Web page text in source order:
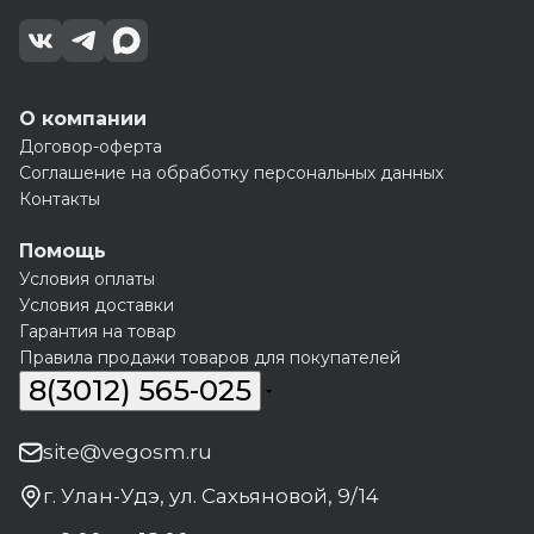
О компании
Договор-оферта
Соглашение на обработку персональных данных
Контакты
Помощь
Условия оплаты
Условия доставки
Гарантия на товар
Правила продажи товаров для покупателей
8(3012) 565-025
site@vegosm.ru
г. Улан-Удэ, ул. Сахьяновой, 9/14